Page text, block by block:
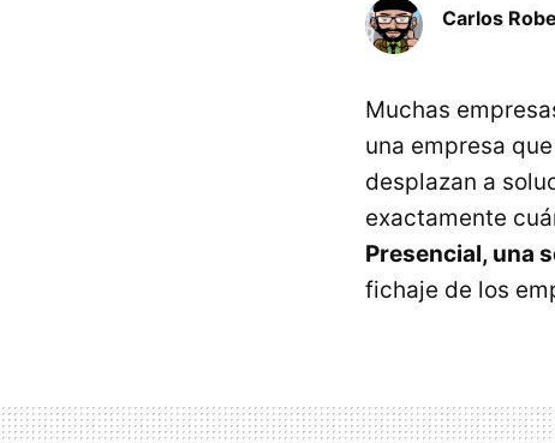
Carlos
Muchas
una empresa
desplazan a
exactamente
Presencial, una
fichaje de los